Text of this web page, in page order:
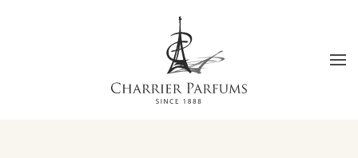
Passer au contenu principal